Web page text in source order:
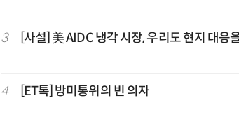
3 [사설] 美 AIDC 냉각 시장, 우리도 현지 대응
4 [ET톡] 방미통위의 빈 의자